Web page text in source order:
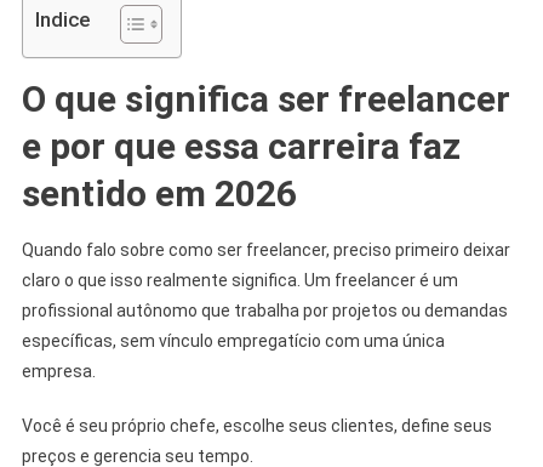
Indice
O que significa ser freelancer
e por que essa carreira faz
sentido em 2026
Quando falo sobre como ser freelancer, preciso primeiro deixar
claro o que isso realmente significa. Um freelancer é um
profissional autônomo que trabalha por projetos ou demandas
específicas, sem vínculo empregatício com uma única
empresa.
Você é seu próprio chefe, escolhe seus clientes, define seus
preços e gerencia seu tempo.